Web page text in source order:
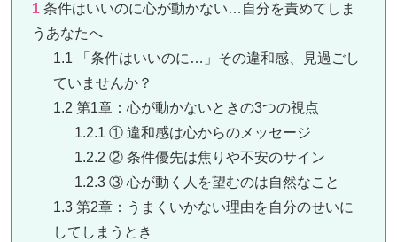
1 条件はいいのに心が動かない…自分を責めてしま
うあなたへ
1.1 「条件はいいのに…」その違和感、見過ごし
ていませんか？
1.2 第1章：心が動かないときの3つの視点
1.2.1 ① 違和感は心からのメッセージ
1.2.2 ② 条件優先は焦りや不安のサイン
1.2.3③ 心が動く人を望むのは自然なこと
1.3第2章：うまくいかない理由を自分のせいに
してしまうとき